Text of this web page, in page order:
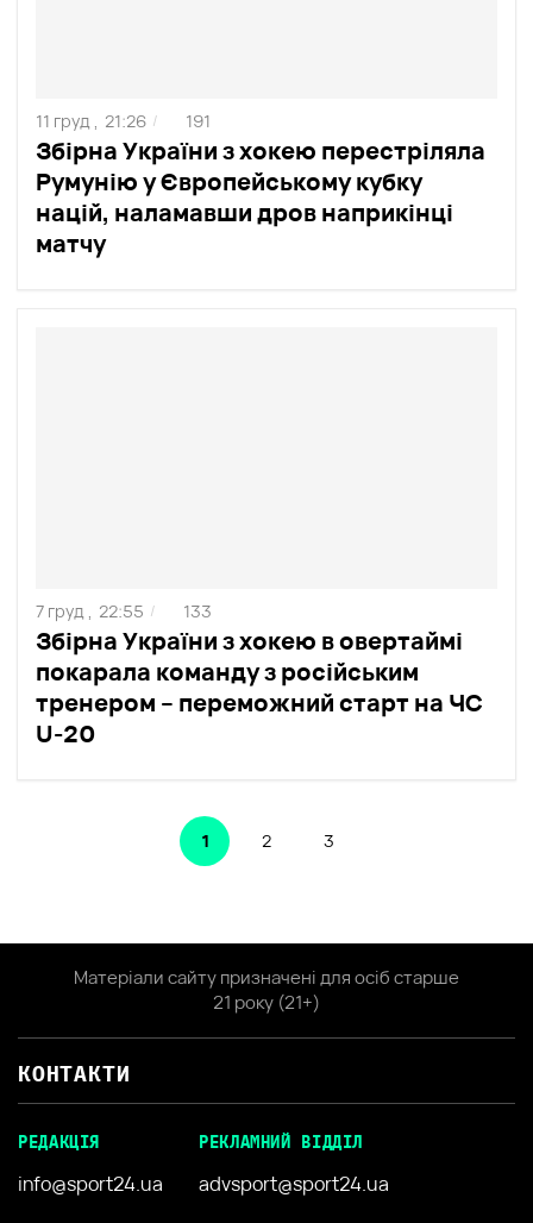
Збірна України з хокею перестріляла
Румунію у Європейському кубку
націй, наламавши дров наприкінці
матчу
11 груд , 21:26 / 191
Збірна України з хокею в овертаймі
покарала команду з російським
тренером – переможний старт на ЧС
U-20
7 груд , 22:55 / 133
1 2 3
Матеріали сайту призначені для осіб старше
21 року (21+)
КОНТАКТИ
РЕДАКЦІЯ
info@sport24.ua
РЕКЛАМНИЙ ВІДДІЛ
advsport@sport24.ua